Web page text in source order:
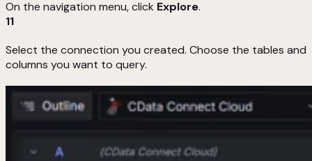
On the navigation menu, click Explore.
11
Select the connection you created. Choose the tables and
columns you want to query.